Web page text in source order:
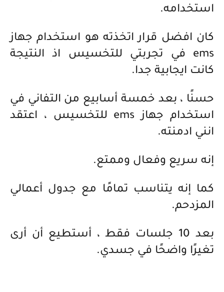
استخدامه.
كان افضل قرار اتخذته هو استخدام جهاز
ems في تجربتي للتخسيس اذ النتيجة
كانت ايجابية جدا.
حسنًا ، بعد خمسة أسابيع من التفاني في
استخدام جهاز ems للتخسيس ، اعتقد
انني ادمنته.
إنه سريع وفعال وممتع.
كما إنه يتناسب تمامًا مع جدول أعمالي
المزدحم.
بعد 10 جلسات فقط، أستطيع أن أرى
تغيرًا واضحًا في جسدي.